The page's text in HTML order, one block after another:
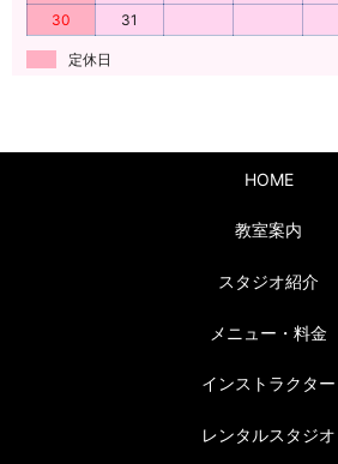
30
31
定休日
HOME
教室案内
スタジオ紹介
メニュー・料金
インストラクター
レンタルスタジオ